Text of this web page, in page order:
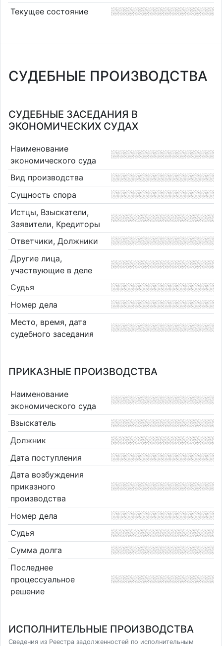
Текущее состояние
СУДЕБНЫЕ ПРОИЗВОДСТВА
СУДЕБНЫЕ ЗАСЕДАНИЯ В
ЭКОНОМИЧЕСКИХ СУДАХ
Наименование
экономического суда
Вид производства
Сущность спора
Истцы, Взыскатели,
Заявители, Кредиторы
Ответчики, Должники
Другие лица,
участвующие в деле
Судья
Номер дела
Место, время, дата
судебного заседания
ПРИКАЗНЫЕ ПРОИЗВОДСТВА
Наименование
экономического суда
Взыскатель
Должник
Дата поступления
Дата возбуждения
приказного
производства
Номер дела
Судья
Сумма долга
Последнее
процессуальное
решение
ИСПОЛНИТЕЛЬНЫЕ ПРОИЗВОДСТВА
Сведения из Реестра задолженностей по исполнительным